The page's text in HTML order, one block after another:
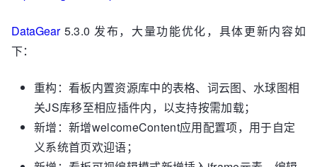
DataGear5.3.0 发布，大量功能优化，具体更新内容如
下：
重构：看板内置资源库中的表格、词云图、水球图相
关JS库移至相应插件内，以支持按需加载；
新增：新增welcomeContent应用配置项，用于自定
义系统首页欢迎语；